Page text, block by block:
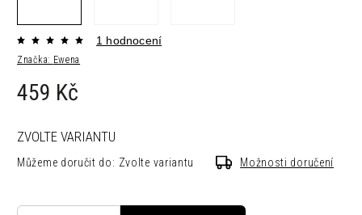
Značka: Ewena
1 hodnocení
459 Kč
ZVOLTE VARIANTU
Můžeme doručit do: Zvolte variantu Možnosti doručení